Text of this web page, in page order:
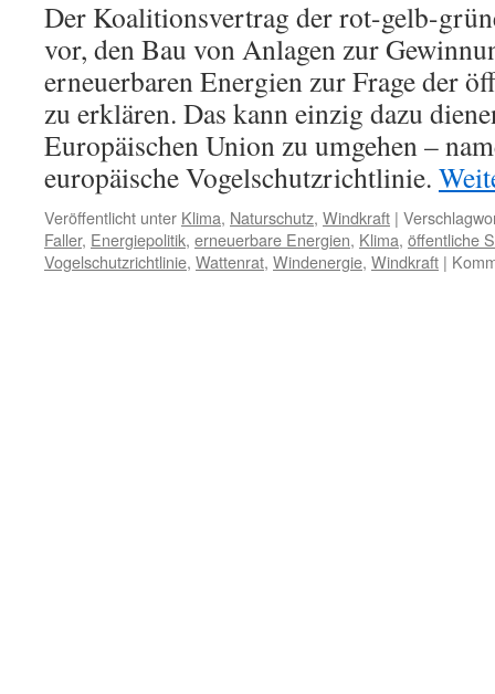
Der Koalitionsvertrag der rot-gelb-
vor, den Bau von Anlagen zur
erneuerbaren Energien zur Frage der
zu erklären. Das kann einzig dazu
Europäischen Union zu umgehen –
europäische Vogelschutzrichtlinie.
Veröffentlicht unter Klima, Naturschutz, Windkraft |
Faller, Energiepolitik, erneuerbare Energien, Klima, öffentliche
Vogelschutzrichtlinie, Wattenrat, Windenergie, Windkraft |